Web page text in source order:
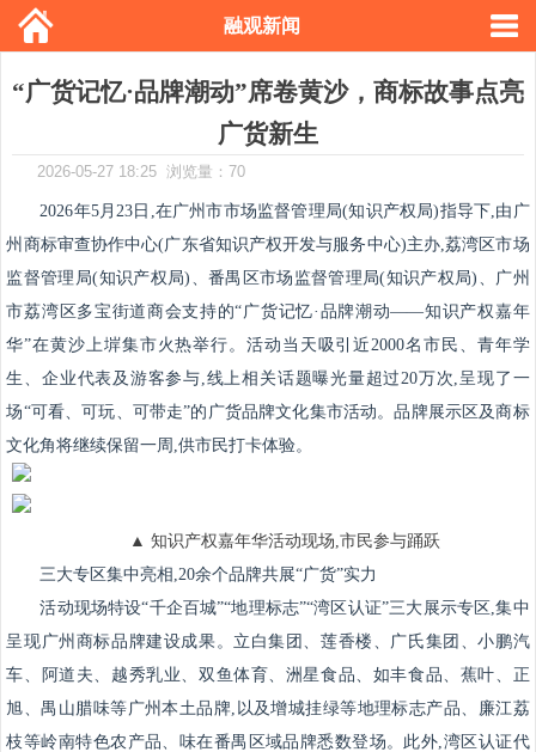
融观新闻
“广货记忆·品牌潮动”席卷黄沙，商标故事点亮
广货新生
2026-05-27 18:25 浏览量：70
2026年5月23日,在广州市市场监督管理局(知识产权局)指导下,由广
州商标审查协作中心(广东省知识产权开发与服务中心)主办,荔湾区市场
监督管理局(知识产权局)、番禺区市场监督管理局(知识产权局)、广州
市荔湾区多宝街道商会支持的“广货记忆·品牌潮动——知识产权嘉年
华”在黄沙上堓集市火热举行。活动当天吸引近2000名市民、青年学
生、企业代表及游客参与,线上相关话题曝光量超过20万次,呈现了一
场“可看、可玩、可带走”的广货品牌文化集市活动。品牌展示区及商标
文化角将继续保留一周,供市民打卡体验。
▲ 知识产权嘉年华活动现场,市民参与踊跃
三大专区集中亮相,20余个品牌共展“广货”实力
活动现场特设“千企百城”“地理标志”“湾区认证”三大展示专区,集中
呈现广州商标品牌建设成果。立白集团、莲香楼、广氏集团、小鹏汽
车、阿道夫、越秀乳业、双鱼体育、洲星食品、如丰食品、蕉叶、正
旭、禺山腊味等广州本土品牌,以及增城挂绿等地理标志产品、廉江荔
枝等岭南特色农产品、味在番禺区域品牌悉数登场。此外,湾区认证代